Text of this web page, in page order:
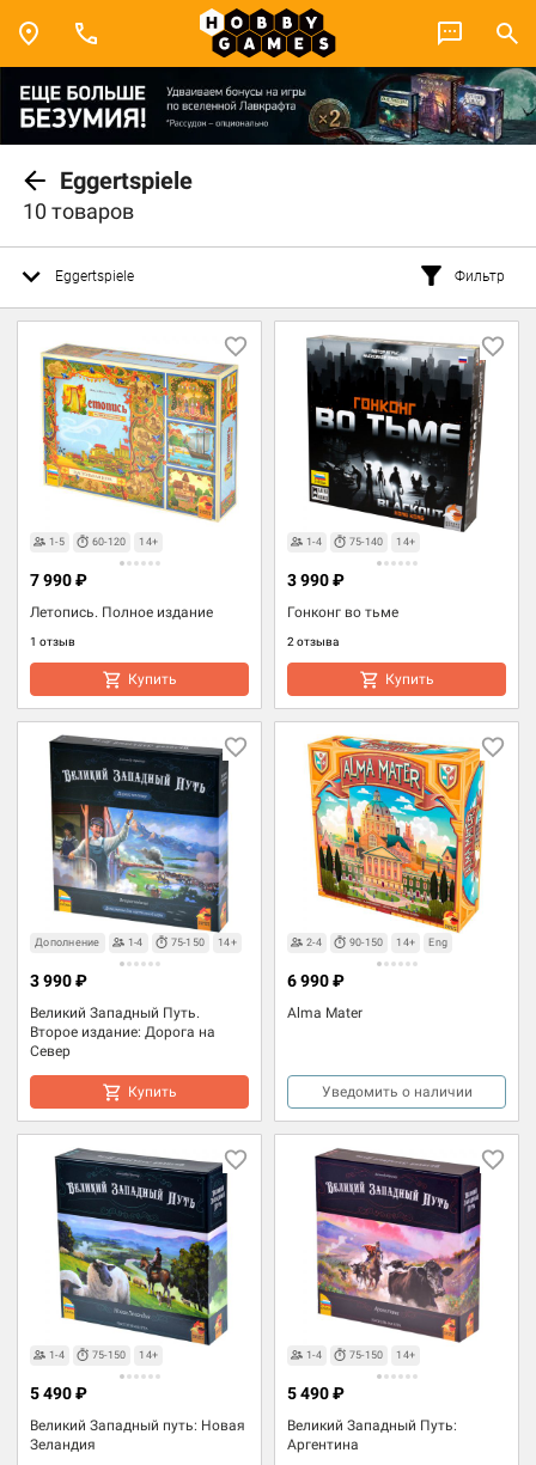
Eggertspiele
10 товаров
Eggertspiele Фильтр
1-5 60-120 14+
Летопись. Полное издание
1 отзыв
7 990 ₽
Купить
1-4 75-140 14+
Гонконг во тьме
2 отзыва
3 990 ₽
Купить
Дополнение 1-4 75-150 14+
Великий Западный Путь.
Второе издание: Дорога на
Север
3 990 ₽
Купить
2-4 90-150 14+ Eng
Alma Mater
6 990 ₽
Уведомить о наличии
1-4 75-150 14+
Великий Западный путь: Новая
Зеландия
5 490 ₽
1-4 75-150 14+
Великий Западный Путь:
Аргентина
5 490 ₽